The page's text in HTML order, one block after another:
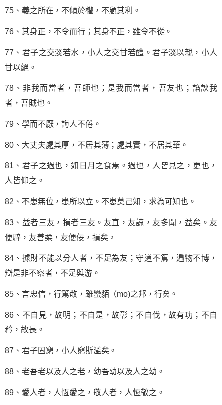
75、義之所在，不傾於權，不顧其利。
76、其身正，不令而行；其身不正，雖令不從。
77、君子之交淡若水，小人之交甘若醴。君子淡以親，小人
甘以絕。
78、非我而當者，吾師也；是我而當者，吾友也；諂諛我
者，吾賊也。
79、學而不厭，誨人不倦。
80、大丈夫處其厚，不居其薄；處其實，不居其華。
81、君子之過也，如日月之食焉。過也，人皆見之，更也，
人皆仰之。
82、不患無位，患所以立。不患莫己知，求為可知也。
83、益者三友，損者三友。友直，友諒，友多聞，益矣。友
便辟，友善柔，友便佞，損矣。
84、據財不能以分人者，不足為友；守道不篤，遍物不博，
辯是非不察者，不足與游。
85、言忠信，行篤敬，雖蠻貊（mo)之邦，行矣。
86、不自見，故明；不自是，故彰；不自伐，故有功；不自
矜，故長。
87、君子固窮，小人窮斯濫矣。
88、老吾老以及人之老，幼吾幼以及人之幼。
89、愛人者，人恆愛之，敬人者，人恆敬之。